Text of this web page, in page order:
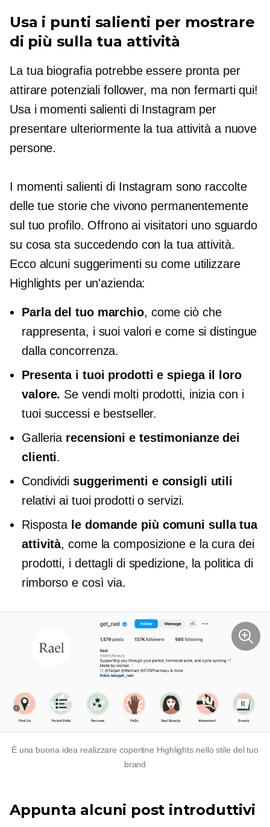
Usa i punti salienti per mostrare
di più sulla tua attività
La tua biografia potrebbe essere pronta per
attirare potenziali follower, ma non fermarti qui!
Usa i momenti salienti di Instagram per
presentare ulteriormente la tua attività a nuove
persone.
I momenti salienti di Instagram sono raccolte
delle tue storie che vivono permanentemente
sul tuo profilo. Offrono ai visitatori uno sguardo
su cosa sta succedendo con la tua attività.
Ecco alcuni suggerimenti su come utilizzare
Highlights per un'azienda:
Parla del tuo marchio, come ciò che
rappresenta, i suoi valori e come si distingue
dalla concorrenza.
Presenta i tuoi prodotti e spiega il loro
valore. Se vendi molti prodotti, inizia con i
tuoi successi e bestseller.
Galleria recensioni e testimonianze dei
clienti.
Condividi suggerimenti e consigli utili
relativi ai tuoi prodotti o servizi.
Risposta le domande più comuni sulla tua
attività, come la composizione e la cura dei
prodotti, i dettagli di spedizione, la politica di
rimborso e così via.
È una buona idea realizzare copertine Highlights nello stile del tuo
brand
Appunta alcuni post introduttivi